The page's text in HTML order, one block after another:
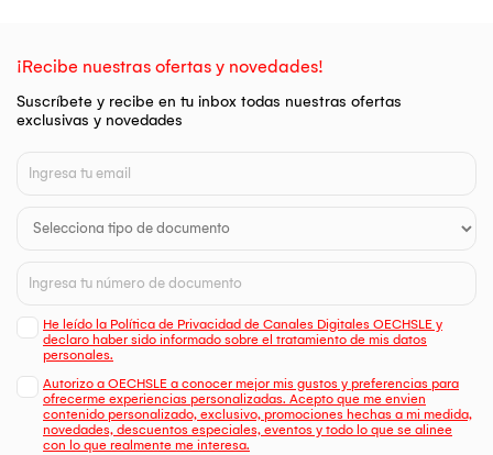
¡Recibe nuestras ofertas y novedades!
Suscríbete y recibe en tu inbox todas nuestras ofertas
exclusivas y novedades
He leído la Política de Privacidad de Canales Digitales OECHSLE y
declaro haber sido informado sobre el tratamiento de mis datos
personales.
Autorizo a OECHSLE a conocer mejor mis gustos y preferencias para
ofrecerme experiencias personalizadas. Acepto que me envien
contenido personalizado, exclusivo, promociones hechas a mi medida,
novedades, descuentos especiales, eventos y todo lo que se alinee
con lo que realmente me interesa.